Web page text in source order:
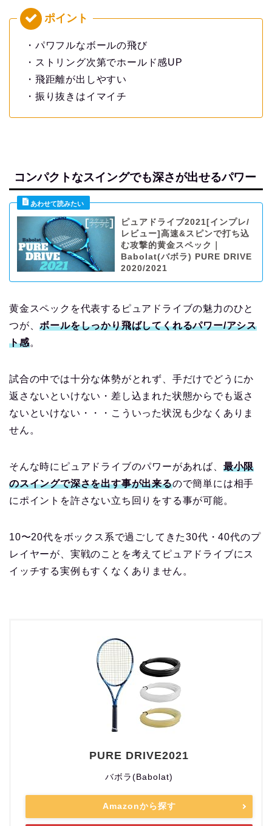
・パワフルなボールの飛び
・ストリング次第でホールド感UP
・飛距離が出しやすい
・振り抜きはイマイチ
コンパクトなスイングでも深さが出せるパワー
ピュアドライブ2021[インプレ/
レビュー]高速&スピンで打ち込
む攻撃的黄金スペック｜
Babolat(バボラ) PURE DRIVE
2020/2021
黄金スペックを代表するピュアドライブの魅力のひと
つが、ボールをしっかり飛ばしてくれるパワー/アシス
ト感。
試合の中では十分な体勢がとれず、手だけでどうにか
返さないといけない・差し込まれた状態からでも返さ
ないといけない・・・こういった状況も少なくありま
せん。
そんな時にピュアドライブのパワーがあれば、 最小限
のスイングで深さを出す事が出来るので簡単には相手
にポイントを許さない立ち回りをする事が可能。
10〜20代をボックス系で過ごしてきた30代・40代のプ
レイヤーが、実戦のことを考えてピュアドライブにス
イッチする実例もすくなくありません。
PURE DRIVE2021
バボラ(Babolat)
Amazonから探す